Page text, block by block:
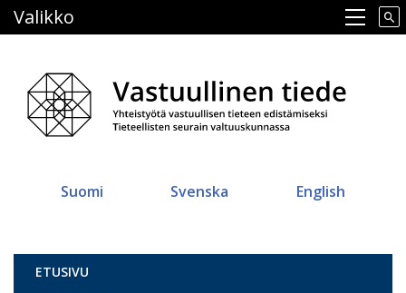
pääsisältöön
Main navigation
Valikko
Suomi Svenska English
Vastuullinen tiede
ETUSIVU